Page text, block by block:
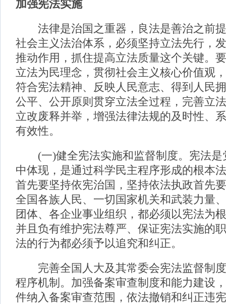
加强宪法实施
法律是治国之重器，良法是善治之前提
社会主义法治体系，必须坚持立法先行，
推动作用，抓住提高立法质量这个关键。
立法为民理念，贯彻社会主义核心价值观
符合宪法精神、反映人民意志、得到人民
公平、公开原则贯穿立法全过程，完善立
立改废释并举，增强法律法规的及时性、
有效性。
(一)健全宪法实施和监督制度。宪法是
中体现，是通过科学民主程序形成的根本
首先要坚持依宪治国，坚持依法执政首先
全国各族人民、一切国家机关和武装力量
团体、各企业事业组织，都必须以宪法为
并且负有维护宪法尊严、保证宪法实施的
法的行为都必须予以追究和纠正。
完善全国人大及其常委会宪法监督制度
程序机制。加强备案审查制度和能力建设
件纳入备案审查范围，依法撤销和纠正违